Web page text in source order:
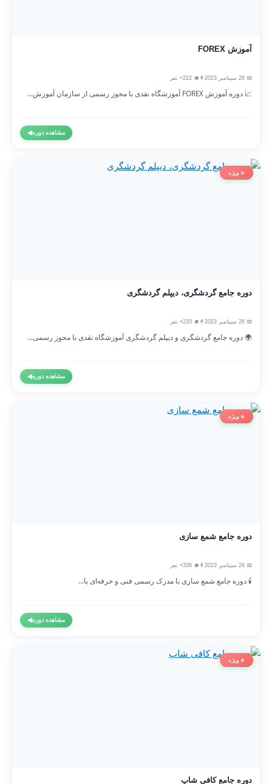
آموزش FOREX
👨‍🎓 222+ نفر
📈 دوره آموزش FOREX آموزشگاه نقدی با مجوز رسمی از سازمان آموزش...
مشاهده دوره◀
⭐ ویژه
دوره جامع گردشگری، دیپلم گردشگری
👨‍🎓 220+ نفر
🌍 دوره جامع گردشگری و دیپلم گردشگری آموزشگاه نقدی با مجوز رسمی...
مشاهده دوره◀
⭐ ویژه
دوره جامع شمع سازی
👨‍🎓 339+ نفر
🕯️ دوره جامع شمع سازی با مدرک رسمی فنی و حرفه‌ای با...
مشاهده دوره◀
⭐ ویژه
دوره جامع کافی شاپ